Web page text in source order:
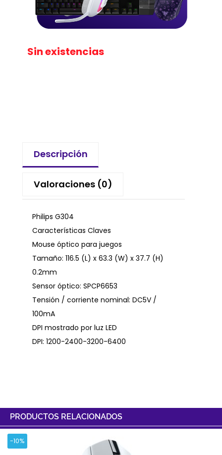
Sin existencias
Descripción
Valoraciones (0)
Philips G304
Características Claves
Mouse óptico para juegos
Tamaño: 116.5 (L) x 63.3 (W) x 37.7 (H)
0.2mm
Sensor óptico: SPCP6653
Tensión / corriente nominal: DC5V /
100mA
DPI mostrado por luz LED
DPI: 1200-2400-3200-6400
PRODUCTOS RELACIONADOS
-10%